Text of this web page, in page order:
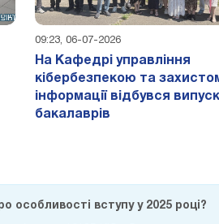
09:23, 06-07-2026
На Кафедрі управління
кібербезпекою та
інформації відбувся випуск
бакалаврів
особливості вступу у 2025 році?